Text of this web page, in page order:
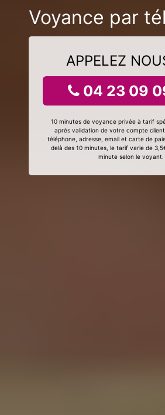
Voyance par
APPELEZ
04 23 09
10 minutes de voyance privée à tarif
après validation de votre compte client
téléphone, adresse, email et carte de
delà des 10 minutes, le tarif varie de
minute selon le voyant.